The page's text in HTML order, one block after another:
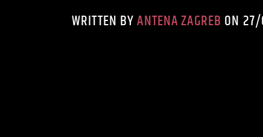
WRITTEN BYANTENA ZAGREB ON